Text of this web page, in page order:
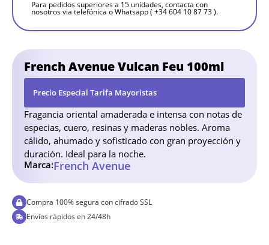
French Avenue Vulcan Feu 100ml
Precio Especial Tarifa Mayoristas
Fragancia oriental amaderada e intensa con notas de
especias, cuero, resinas y maderas nobles. Aroma
cálido, ahumado y sofisticado con gran proyección y
duración. Ideal para la noche.
Marca:French Avenue
Para pedidos superiores a 15 unidades, contacta con
nosotros via telefónica o Whatsapp ( +34 604 10 87 73 ).
Compra 100% segura con cifrado SSL
Envíos rápidos en 24/48h